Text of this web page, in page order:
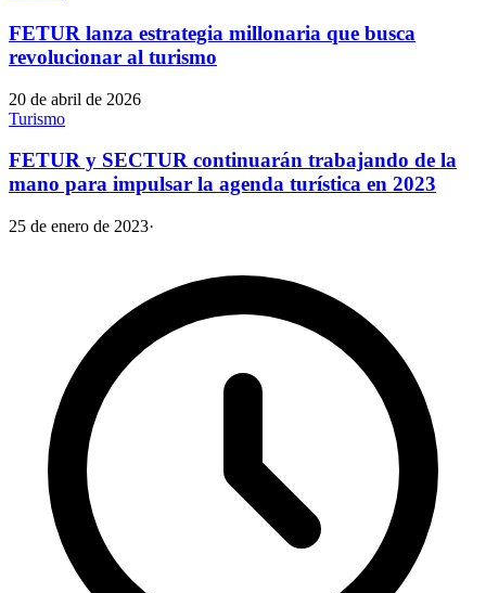
FETUR lanza estrategia millonaria que busca
revolucionar al turismo
20 de abril de 2026
Turismo
FETUR y SECTUR continuarán trabajando de la
mano para impulsar la agenda turística en 2023
25 de enero de 2023·